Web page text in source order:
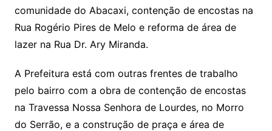
comunidade do Abacaxi, contenção de encostas na
Rua Rogério Pires de Melo e reforma de área de
lazer na Rua Dr. Ary Miranda.
A Prefeitura está com outras frentes de trabalho
pelo bairro com a obra de contenção de encostas
na Travessa Nossa Senhora de Lourdes, no Morro
do Serrão, e a construção de praça e área de